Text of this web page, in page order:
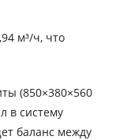
м³/ч, что
(850×380×560
в систему
баланс между